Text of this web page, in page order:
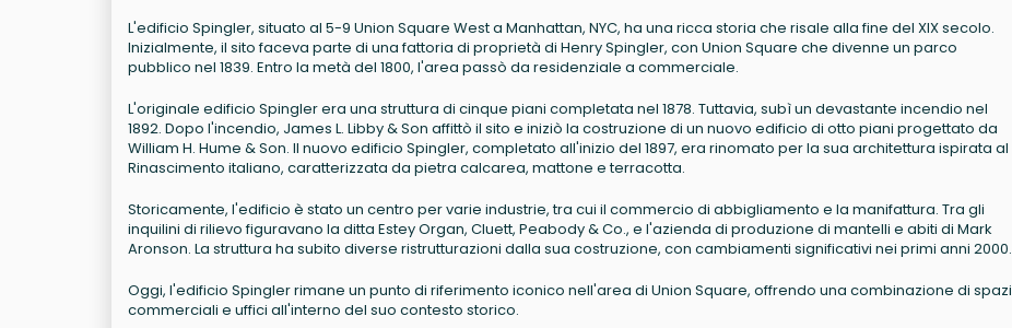
L'edificio Spingler, situato al 5-9 Union Square West a Manhattan, NYC, ha una ricca storia che risale alla fine del XIX secolo.
Inizialmente, il sito faceva parte di una fattoria di proprietà di Henry Spingler, con Union Square che divenne un parco
pubblico nel 1839. Entro la metà del 1800, l'area passò da residenziale a commerciale.
L'originale edificio Spingler era una struttura di cinque piani completata nel 1878. Tuttavia, subì un devastante incendio nel
1892. Dopo l'incendio, James L. Libby & Son affittò il sito e iniziò la costruzione di un nuovo edificio di otto piani progettato da
William H. Hume & Son. Il nuovo edificio Spingler, completato all'inizio del 1897, era rinomato per la sua architettura ispirata al
Rinascimento italiano, caratterizzata da pietra calcarea, mattone e terracotta.
Storicamente, l'edificio è stato un centro per varie industrie, tra cui il commercio di abbigliamento e la manifattura. Tra gli
inquilini di rilievo figuravano la ditta Estey Organ, Cluett, Peabody & Co., e l'azienda di produzione di mantelli e abiti di Mark
Aronson. La struttura ha subito diverse ristrutturazioni dalla sua costruzione, con cambiamenti significativi nei primi anni 2000.
Oggi, l'edificio Spingler rimane un punto di riferimento iconico nell'area di Union Square, offrendo una combinazione di spazi
commerciali e uffici all'interno del suo contesto storico.